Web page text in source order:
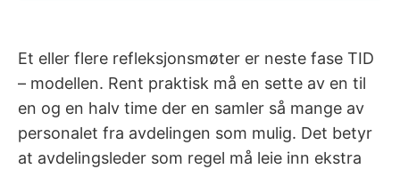
Et eller flere refleksjonsmøter er neste fase TID
– modellen. Rent praktisk må en sette av en til
en og en halv time der en samler så mange av
personalet fra avdelingen som mulig. Det betyr
at avdelingsleder som regel må leie inn ekstra